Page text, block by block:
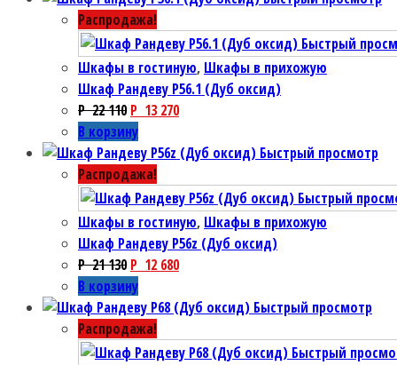
Распродажа!
Быстрый
Шкафы в гостиную, Шкафы в прихожую
Шкаф Рандеву P56.1 (Дуб оксид)
P22 110 P 13 270
В корзину
Быстрый просмотр
Распродажа!
Быстрый
Шкафы в гостиную, Шкафы в прихожую
Шкаф Рандеву P56z (Дуб оксид)
P21 130 P 12 680
В корзину
Быстрый просмотр
Распродажа!
Быстрый